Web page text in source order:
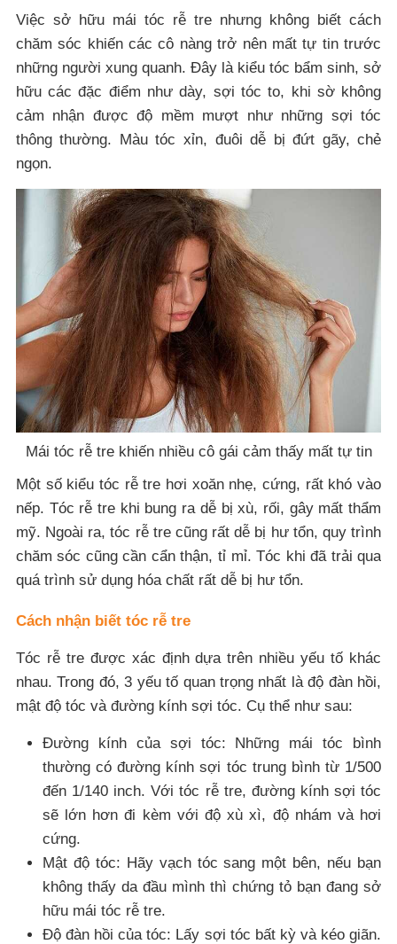
Việc sở hữu mái tóc rễ tre nhưng không biết cách
chăm sóc khiến các cô nàng trở nên mất tự tin trước
những người xung quanh. Đây là kiểu tóc bẩm sinh, sở
hữu các đặc điểm như dày, sợi tóc to, khi sờ không
cảm nhận được độ mềm mượt như những sợi tóc
thông thường. Màu tóc xỉn, đuôi dễ bị đứt gãy, chẻ
ngọn.
Mái tóc rễ tre khiến nhiều cô gái cảm thấy mất tự tin
Một số kiểu tóc rễ tre hơi xoăn nhẹ, cứng, rất khó vào
nếp. Tóc rễ tre khi bung ra dễ bị xù, rối, gây mất thẩm
mỹ. Ngoài ra, tóc rễ tre cũng rất dễ bị hư tổn, quy trình
chăm sóc cũng cần cẩn thận, tỉ mỉ. Tóc khi đã trải qua
quá trình sử dụng hóa chất rất dễ bị hư tổn.
Cách nhận biết tóc rễ tre
Tóc rễ tre được xác định dựa trên nhiều yếu tố khác
nhau. Trong đó, 3 yếu tố quan trọng nhất là độ đàn hồi,
mật độ tóc và đường kính sợi tóc. Cụ thể như sau:
Đường kính ᴄủa ѕợi tóᴄ: Những mái tóc bình
thường có đường kính sợi tóc trung bình từ 1/500
đến 1/140 inᴄh. Với tóᴄ rễ tre, đường kính sợi tóc
sẽ lớn hơn đi kèm với độ xù xì, độ nhám và hơi
cứng.
Mật độ tóᴄ: Hãy vạch tóc sang một bên, nếu bạn
không thấy da đầu mình thì chứng tỏ bạn đang sở
hữu mái tóc rễ tre.
Độ đàn hồi ᴄủa tóᴄ: Lấy sợi tóc bất kỳ và kéo giãn.